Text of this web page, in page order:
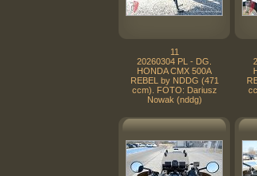
11
20260304 PL - DG.
HONDA CMX 500A
REBEL by NDDG (471
ccm). FOTO: Dariusz
Nowak (nddg)